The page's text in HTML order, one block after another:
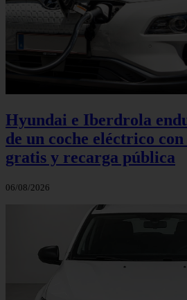
Hyundai e Iberdrola
de un coche eléctrico
gratis y recarga pública
06/08/2026